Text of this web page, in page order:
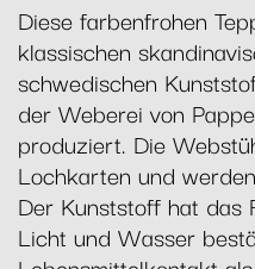
Diese farbenfrohen
klassischen
schwedischen
der Weberei von
produziert. Die
Lochkarten und
Der Kunststoff hat das
Licht und Wasser